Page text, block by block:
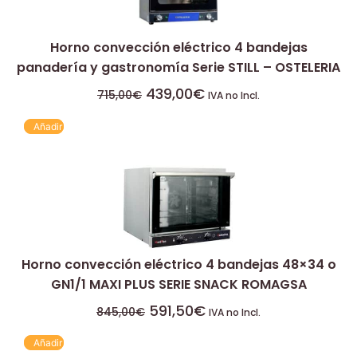
Horno convección eléctrico 4 bandejas
panadería y gastronomía Serie STILL – OSTELERIA
715,00€ 439,00€ IVA no Incl.
Añadir
Horno convección eléctrico 4 bandejas 48×34 o
GN1/1 MAXI PLUS SERIE SNACK ROMAGSA
845,00€ 591,50€ IVA no Incl.
Añadir